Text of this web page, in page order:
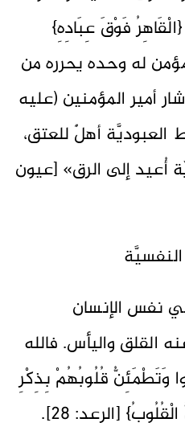
فَوْقَ عِبَادِهِ}
المؤمن له وحده يحرره من
أمير المؤمنين (عليه
العبوديَّة أهلٌ للعتق،
أُعيد إلى الرق» [عيون
في نفس الإنسان
القلق واليأس. فالله
وَتَطْمَئِنُّ قُلُوبُهُمْ بِذِكْرِ
اللّهِ أَلَا بِذِكْرِ اللّهِ تَطْمَئِنُّ الْقُلُوبُ} [الرعد: 28].